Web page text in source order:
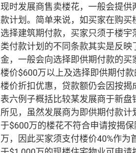
现时发展商售卖楼花，一般会提
款计划。简单来说，如买家在购
选择建筑期付款，买家只须于楼
类付款计划的不同条款其实是反
金，一般会向选择即供期付款的
楼价$600万以上及选择即供期付
楼价折扣优惠，贷款额仍会因按
表六例子概括比较某发展商于新
所见，虽然发展商为即供期付款
于$600万的楼花不符合申请按揭
万，因此买家须支付楼价40%作